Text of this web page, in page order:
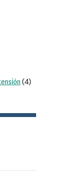
(4)